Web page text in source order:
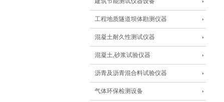
工程地质隧道坝体勘测仪器
混凝土耐久性测试仪器
混凝土,砂浆试验仪器
沥青及沥青混合料试验仪器
气体环保检测设备